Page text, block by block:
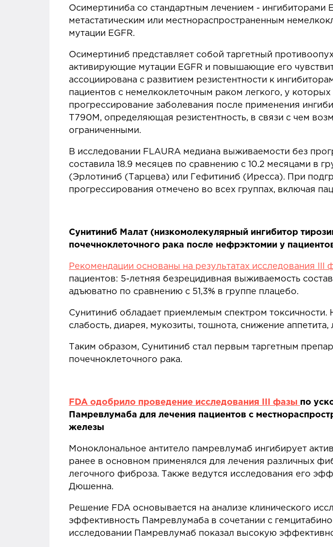
Осимертиниба со стандартным лечением - ингибиторами
метастатическим или местнораспространенным
мутации EGFR.
Осимертиниб представляет собой таргетный
активирующие мутации EGFR и повышающие его
ассоциирована с развитием резистентности к
пациентов с немелкоклеточным раком легкого, у
прогрессирование заболевания после применения
T790M, определяющая резистентность, в связи с чем
ограниченными.
В исследовании FLAURA медиана выживаемости без
составила 18.9 месяцев по сравнению с 10.2 месяцами в
(Эрлотиниб (Tарцева) или Гефитиниб (Иресса). При
прогрессирования отмечено во всех группах, включая
Сунитиниб Малат (низкомолекулярный ингибитор
почечноклеточного рака после нефрэктомии у
Рекомендации основаны на результатах исследования III
пациентов: 5-летняя безрецидивная выживаемость
адъюватно по сравнению с 51,3% в группе плацебо.
Сунитиниб обладает приемлемым спектром
слабость, диарея, мукозиты, тошнота, снижение
Таким образом, Сунитиниб стал первым таргетным
почечноклеточного рака.
FDA одобрило проведение исследования III фазы по
Памревлумаба для лечения пациентов с
железы
Моноклональное антитело памревлумаб ингибирует
ранее в основном применялся для лечения различных
легочного фиброза. Также ведутся исследования его
Дюшенна.
Решение FDA основывается на анализе клинического
эффективность Памревлумаба в сочетании с
исследовании Памревлумаб показал высокую